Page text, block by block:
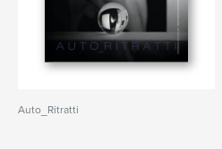
Auto_Ritratti